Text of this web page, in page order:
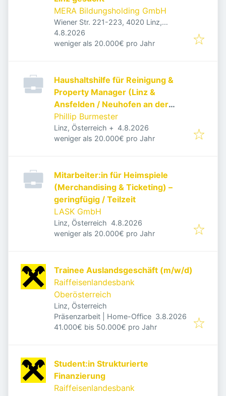
MERA Bildungsholding GmbH
Wiener Str. 221-223, 4020 Linz,
Österreich
Veröffentlicht
4.8.2026
weniger als 20.000€ pro Jahr
Haushaltshilfe für Reinigung &
Property Manager (Linz &
Ansfelden / Neuhofen an der
Krems)
Phillip Burmester
Linz, Österreich + Veröffentlicht
4.8.2026
weniger als 20.000€ pro Jahr
Mitarbeiter:in für Heimspiele
(Merchandising & Ticketing) –
geringfügig / Teilzeit
LASK GmbH
Linz, Österreich Veröffentlicht
4.8.2026
weniger als 20.000€ pro Jahr
Trainee Auslandsgeschäft (m/w/d)
Raiffeisenlandesbank
Oberösterreich
Linz, Österreich
Präsenzarbeit | Home-Office Veröffentlicht
3.8.2026
41.000€ bis 50.000€ pro Jahr
Student:in Strukturierte
Finanzierung
Raiffeisenlandesbank